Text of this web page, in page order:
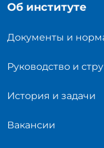
Об институте
Документы и
Руководство и
История и задачи
Вакансии